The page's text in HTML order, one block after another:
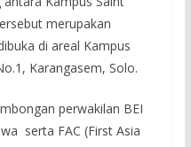
merupakan
di areal Kampus
Karangasem, Solo.
perwakilan BEI
serta FAC (First Asia